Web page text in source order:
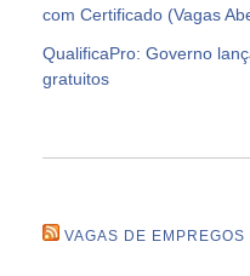
com Certificado (Vagas
QualificaPro: Governo
gratuitos
VAGAS DE EMPREGOS